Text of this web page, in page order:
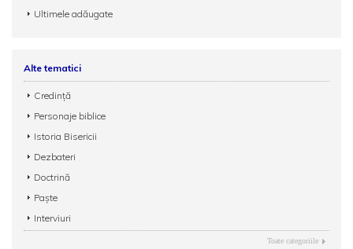
Ultimele adăugate
Alte tematici
Credință
Personaje biblice
Istoria Bisericii
Dezbateri
Doctrină
Paște
Interviuri
Toate categoriile